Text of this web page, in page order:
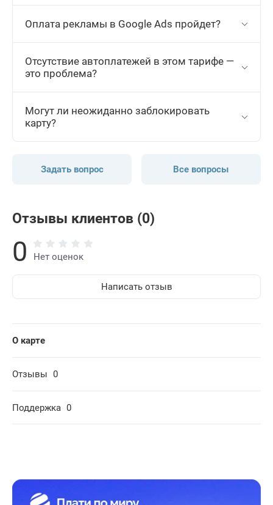
Оплата рекламы в Google Ads пройдет?
Отсутствие автоплатежей в этом тарифе —
это проблема?
Могут ли неожиданно заблокировать
карту?
Задать вопрос Все вопросы
Отзывы клиентов (0)
0 Нет оценок
Написать отзыв
О карте
Отзывы 0
Поддержка 0